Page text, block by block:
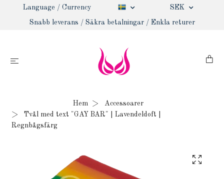
Language / Currency SEK
Snabb leverans / Säkra betalningar / Enkla returer
Hem
Accessoarer
Tvål med text "GAY BAR" | Lavendeldoft |
Regnbågsfärg